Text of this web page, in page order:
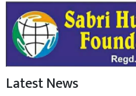
Latest News